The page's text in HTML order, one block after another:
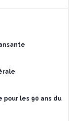
pour les 90 ans du